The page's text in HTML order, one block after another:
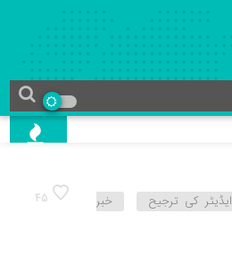
45 ایڈیٹر کی ترجیح
خبر